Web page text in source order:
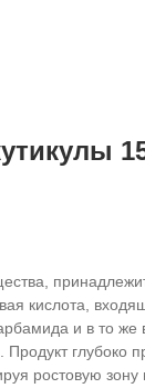
кислота,
и в то же
глубоко
ростовую зону